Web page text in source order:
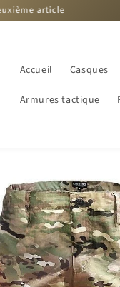
Accueil Casques
Armures tactique